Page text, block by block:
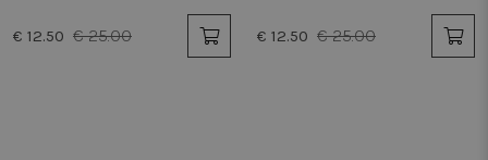
€ 12.50 € 25.00 € 12.50 € 25.00